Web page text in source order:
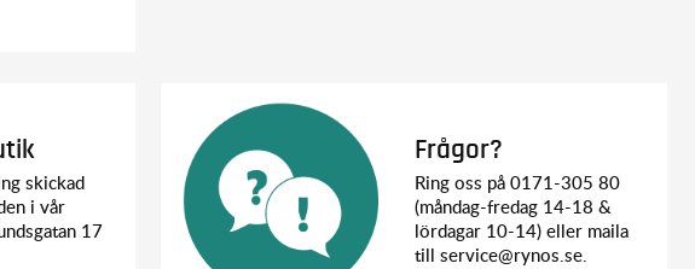
skickad
i vår
17
Frågor?
Ring oss på 0171-305 80
(måndag-fredag 14-18 &
lördagar 10-14) eller maila
till service@rynos.se.